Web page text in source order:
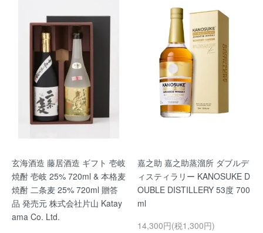
玄海酒造 藤居酒造 ギフト 壱岐
焼酎 壱岐 25% 720ml & 本格麦
焼酎 二条麦 25% 720ml 贈答
品 発売元 株式会社片山 Katay
ama Co. Ltd.
嘉之助 嘉之助蒸溜所 ダブルデ
ィスティラリー KANOSUKE D
OUBLE DISTILLERY 53度 700
ml
14,300円(税1,300円)